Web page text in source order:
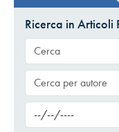
Ricerca in Articoli